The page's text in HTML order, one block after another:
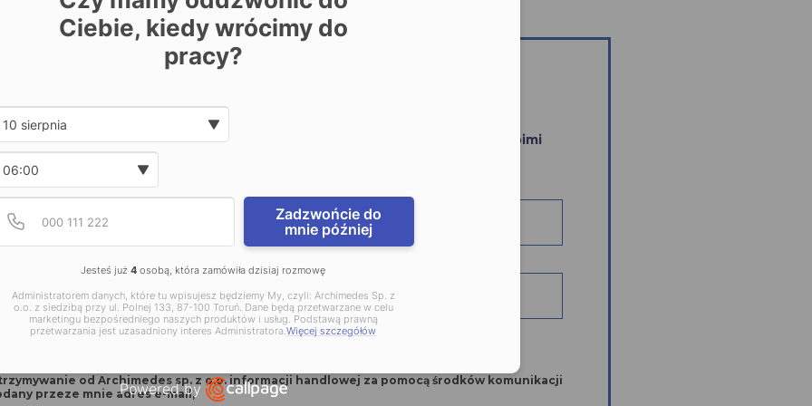
pozwoli nam na kontaktowanie się z Tobą w związku z naszą ofertą i Twoimi
P
i
r
m
y
e
l
e
n
*
od Archimedes sp. z o.o. newslettera za pomoca środków komunikacji
przeze mnie adres e-mail,
od Archimedes sp. z o.o. informacji handlowej za pomocą środków komunikacji
przeze mnie adres e-mail,
Ciebie, kiedy wrócimy do
pracy?
Date and time slection for scheduled call
Numer telefonu
Podaj poprawny numer telefonu w formacie E164
Zadzwońcie do
mnie później
Jesteś już 4 osobą, która zamówiła dzisiaj rozmowę
Administratorem danych, które tu wpisujesz będziemy My, czyli: Archimedes Sp. z
o.o. z siedzibą przy ul. Polnej 133, 87-100 Toruń. Dane będą przetwarzane w celu
marketingu bezpośredniego naszych produktów i usług. Podstawą prawną
przetwarzania jest uzasadniony interes Administratora. Więcej szczegółów
Powered by